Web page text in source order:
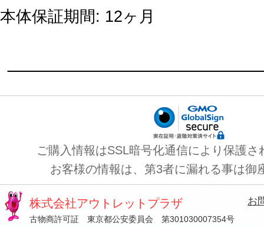
本体保証期間: 12ヶ月
ご購入情報はSSL暗号化通信により保護さ
お客様の情報は、第3者に漏れる事は御
株式会社アウトレットプラザ
古物商許可証 東京都公安委員会 第301030007354号
お